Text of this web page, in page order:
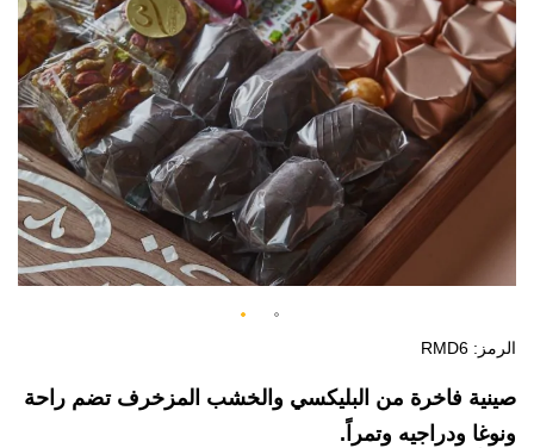
end
of
the
images
gallery
Skip
the
beginning
الرمز RMD6
صينية فاخرة من البليكسي والخشب المزخرف تضم راحة
ونوغا ودراجيه وتمراً.